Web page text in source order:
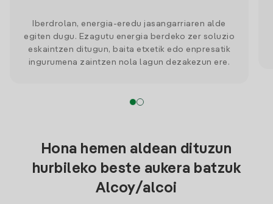
Iberdrolan, energia-eredu jasangarriaren alde
egiten dugu. Ezagutu energia berdeko zer soluzio
eskaintzen ditugun, baita etxetik edo enpresatik
ingurumena zaintzen nola lagun dezakezun ere.
Hona hemen aldean dituzun
hurbileko beste aukera batzuk
Alcoy/alcoi